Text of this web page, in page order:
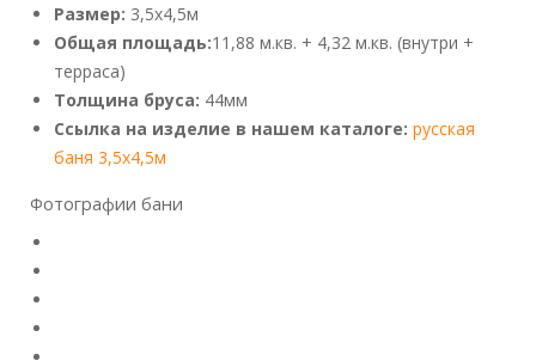
Размер: 3,5x4,5м
Общая площадь:11,88 м.кв. + 4,32 м.кв. (внутри +
терраса)
Толщина бруса: 44мм
Ссылка на изделие в нашем каталоге: русская
баня 3,5x4,5м
Фотографии бани